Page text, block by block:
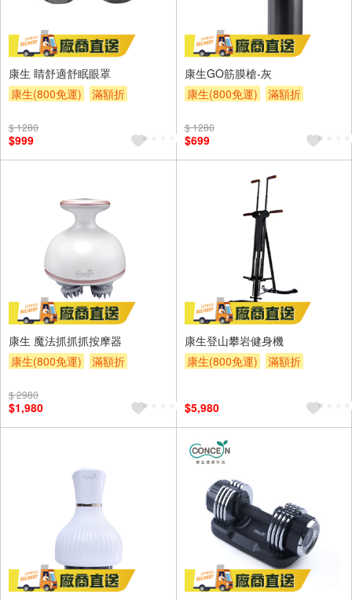
康生 睛舒適舒眠眼罩
康生(800免運)
滿額折
$ 1280
$999
康生GO筋膜槍-灰
康生(800免運)
滿額折
$ 1280
$699
康生 魔法抓抓抓按摩器
康生(800免運)
滿額折
$ 2980
$1,980
康生登山攀岩健身機
康生(800免運)
滿額折
$5,980